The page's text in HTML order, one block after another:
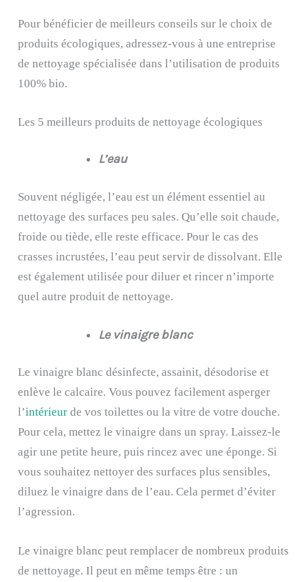
Pour bénéficier de meilleurs conseils sur le choix de
produits écologiques, adressez-vous à une entreprise
de nettoyage spécialisée dans l’utilisation de produits
100% bio.
Les 5 meilleurs produits de nettoyage écologiques
L’eau
Souvent négligée, l’eau est un élément essentiel au
nettoyage des surfaces peu sales. Qu’elle soit chaude,
froide ou tiède, elle reste efficace. Pour le cas des
crasses incrustées, l’eau peut servir de dissolvant. Elle
est également utilisée pour diluer et rincer n’importe
quel autre produit de nettoyage.
Le vinaigre blanc
Le vinaigre blanc désinfecte, assainit, désodorise et
enlève le calcaire. Vous pouvez facilement asperger
l’intérieur de vos toilettes ou la vitre de votre douche.
Pour cela, mettez le vinaigre dans un spray. Laissez-le
agir une petite heure, puis rincez avec une éponge. Si
vous souhaitez nettoyer des surfaces plus sensibles,
diluez le vinaigre dans de l’eau. Cela permet d’éviter
l’agression.
Le vinaigre blanc peut remplacer de nombreux produits
de nettoyage. Il peut en même temps être : un